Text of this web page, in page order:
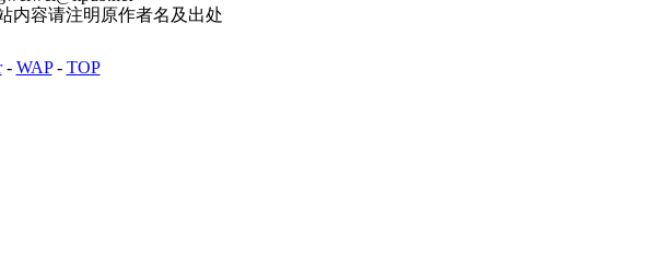
内容请注明原作者名及出处
- WAP- TOP